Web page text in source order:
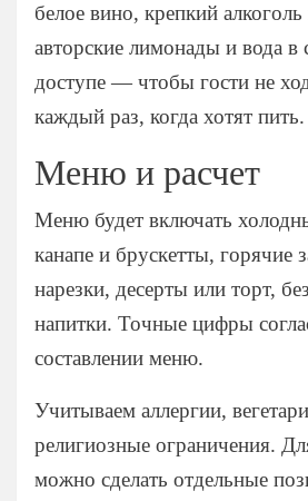
Люберцы
Мытищи
Одинцово
Подольск
Раменское
Химки
Щелково
белое вино, крепкий
авторские лимонады и вода в
доступе — чтобы гости не
каждый раз, когда хотят пить.
Меню и расчет
Меню будет включать
канапе и брускетты, горячие
нарезки, десерты или торт,
напитки. Точные цифры
составлении меню.
Учитываем аллергии,
религиозные ограничения.
можно сделать отдельные